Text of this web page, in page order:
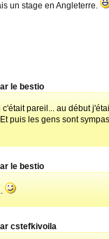
un stage en Angleterre.
le bestio
pareil... au début
puis les gens sont
le bestio
cstefkivoila